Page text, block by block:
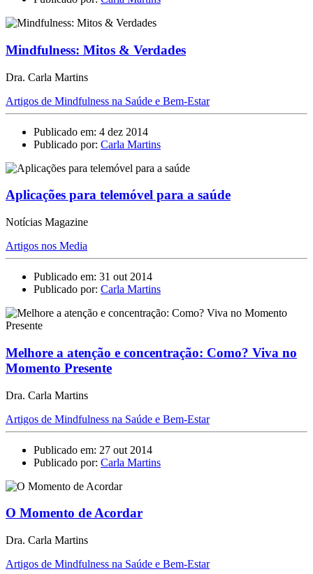
Mindfulness: Mitos & Verdades
Dra. Carla Martins
Artigos de Mindfulness na Saúde e Bem-Estar
Publicado em: 4 dez 2014
Publicado por: Carla Martins
Aplicações para telemóvel para a saúde
Notícias Magazine
Artigos nos Media
Publicado em: 31 out 2014
Publicado por: Carla Martins
Melhore a atenção e concentração: Como? Viva no
Momento Presente
Dra. Carla Martins
Artigos de Mindfulness na Saúde e Bem-Estar
Publicado em: 27 out 2014
Publicado por: Carla Martins
O Momento de Acordar
Dra. Carla Martins
Artigos de Mindfulness na Saúde e Bem-Estar